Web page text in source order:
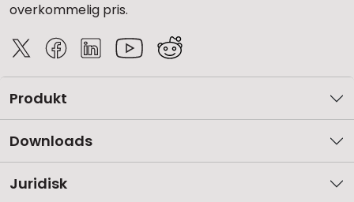
overkommelig pris.
Produkt
Downloads
Juridisk